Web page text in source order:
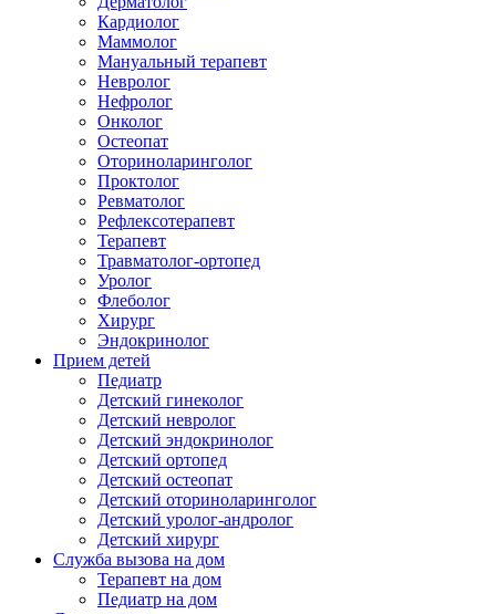
Кардиолог
Маммолог
Мануальный терапевт
Невролог
Нефролог
Онколог
Остеопат
Оториноларинголог
Проктолог
Ревматолог
Рефлексотерапевт
Терапевт
Травматолог-ортопед
Уролог
Флеболог
Хирург
Эндокринолог
Прием детей
Педиатр
Детский гинеколог
Детский невролог
Детский эндокринолог
Детский ортопед
Детский остеопат
Детский оториноларинголог
Детский уролог-андролог
Детский хирург
Служба вызова на дом
Терапевт на дом
Педиатр на дом